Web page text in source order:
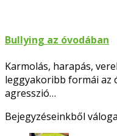
Bullying az óvodában
Karmolás, harapás,
leggyakoribb formái az
agresszió…
Bejegyzéseinkből